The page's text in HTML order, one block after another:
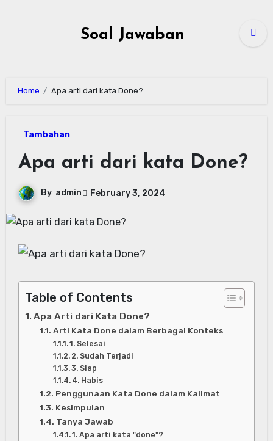
Soal Jawaban
Home Apa arti dari kata Done?
Tambahan
Apa arti dari kata Done?
By admin February 3, 2024
Table of Contents
Apa Arti dari Kata Done?
Arti Kata Done dalam Berbagai Konteks
1. Selesai
2. Sudah Terjadi
3. Siap
4. Habis
Penggunaan Kata Done dalam Kalimat
Kesimpulan
Tanya Jawab
1. Apa arti kata "done"?